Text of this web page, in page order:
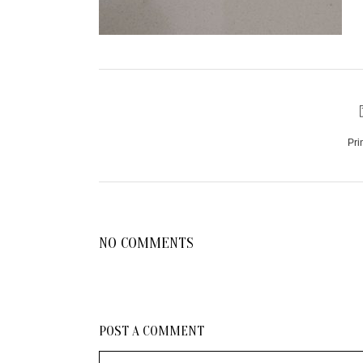
NO COMMENTS
POST A COMMENT